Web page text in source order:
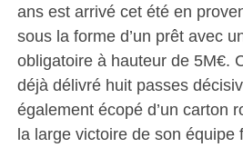
ans est arrivé cet été en
sous la forme d’un prêt avec
obligatoire à hauteur de 5M€.
déjà délivré huit passes
également écopé d’un carton
la large victoire de son équipe